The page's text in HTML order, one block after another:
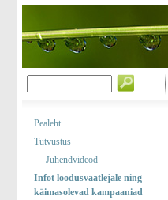
Pealeht
Tutvustus
Juhendvideod
Infot loodusvaatlejale ning
käimasolevad kampaaniad